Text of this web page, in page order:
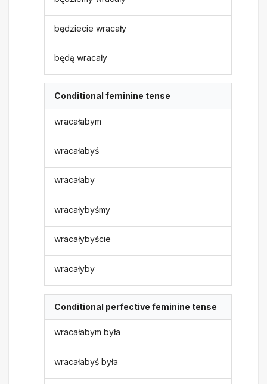
będziecie wracały
będą wracały
Conditional feminine tense
wracałabym
wracałabyś
wracałaby
wracałybyśmy
wracałybyście
wracałyby
Conditional perfective feminine tense
wracałabym była
wracałabyś była